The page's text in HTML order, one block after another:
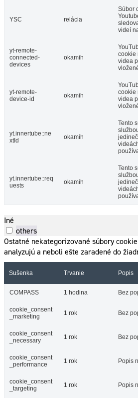
YSC relácia
Súbor
videí
yt-remote-
connected-
devices
okamih
cookie
videa
yt-remote-
device-id
okamih
cookie
videa
yt.innertube::ne
xtId
okamih
Tento
yt.innertube::req
uests
okamih
Tento
Iné
others
Ostatné nekategorizované súbory
analyzujú a neboli ešte zaradené do
Sušenka Trvanie Popis
COMPASS 1 hodina Bez
cookie_consent
_marketing
1 rok Bez
cookie_consent
_necessary
1 rok Bez
cookie_consent
_performance
1 rok Popis
cookie_consent
_targeting
1 rok Popis